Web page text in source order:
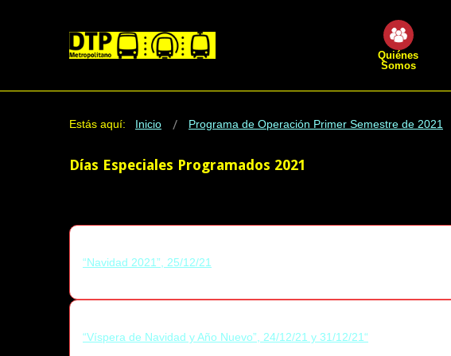
Quiénes
Somos
Estás aquí: Inicio Programa de Operación Primer Semestre de 2021
Días Especiales Programados 2021
“Navidad 2021”, 25/12/21
“Víspera de Navidad y Año Nuevo”, 24/12/21 y 31/12/21“